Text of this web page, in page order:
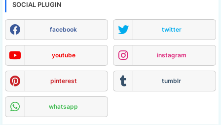
SOCIAL PLUGIN
facebook twitter
youtube instagram
pinterest tumblr
whatsapp